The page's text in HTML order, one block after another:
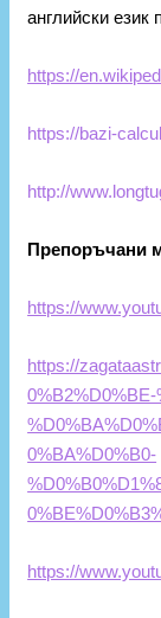
английски език
https://
https://bazi-
http://
Препоръчани
https://
https://
0%BA%D0%B0-
https://